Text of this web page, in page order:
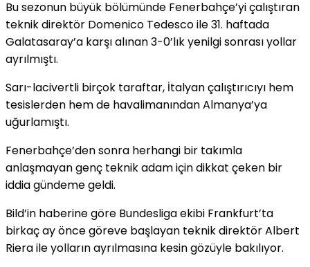
Bu sezonun büyük bölümünde Fenerbahçe’yi çalıştıran
teknik direktör Domenico Tedesco ile 31. haftada
Galatasaray’a karşı alınan 3-0’lık yenilgi sonrası yollar
ayrılmıştı.
Sarı-lacivertli birçok taraftar, İtalyan çalıştırıcıyı hem
tesislerden hem de havalimanından Almanya’ya
uğurlamıştı.
Fenerbahçe’den sonra herhangi bir takımla
anlaşmayan genç teknik adam için dikkat çeken bir
iddia gündeme geldi.
Bild’in haberine göre Bundesliga ekibi Frankfurt’ta
birkaç ay önce göreve başlayan teknik direktör Albert
Riera ile yolların ayrılmasına kesin gözüyle bakılıyor.